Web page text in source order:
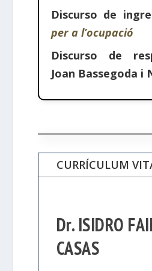
Discurso de
per a l’ocupació
Discurso de
Joan Bassegoda i
CURRÍCULUM
Dr. ISIDRO
CASAS